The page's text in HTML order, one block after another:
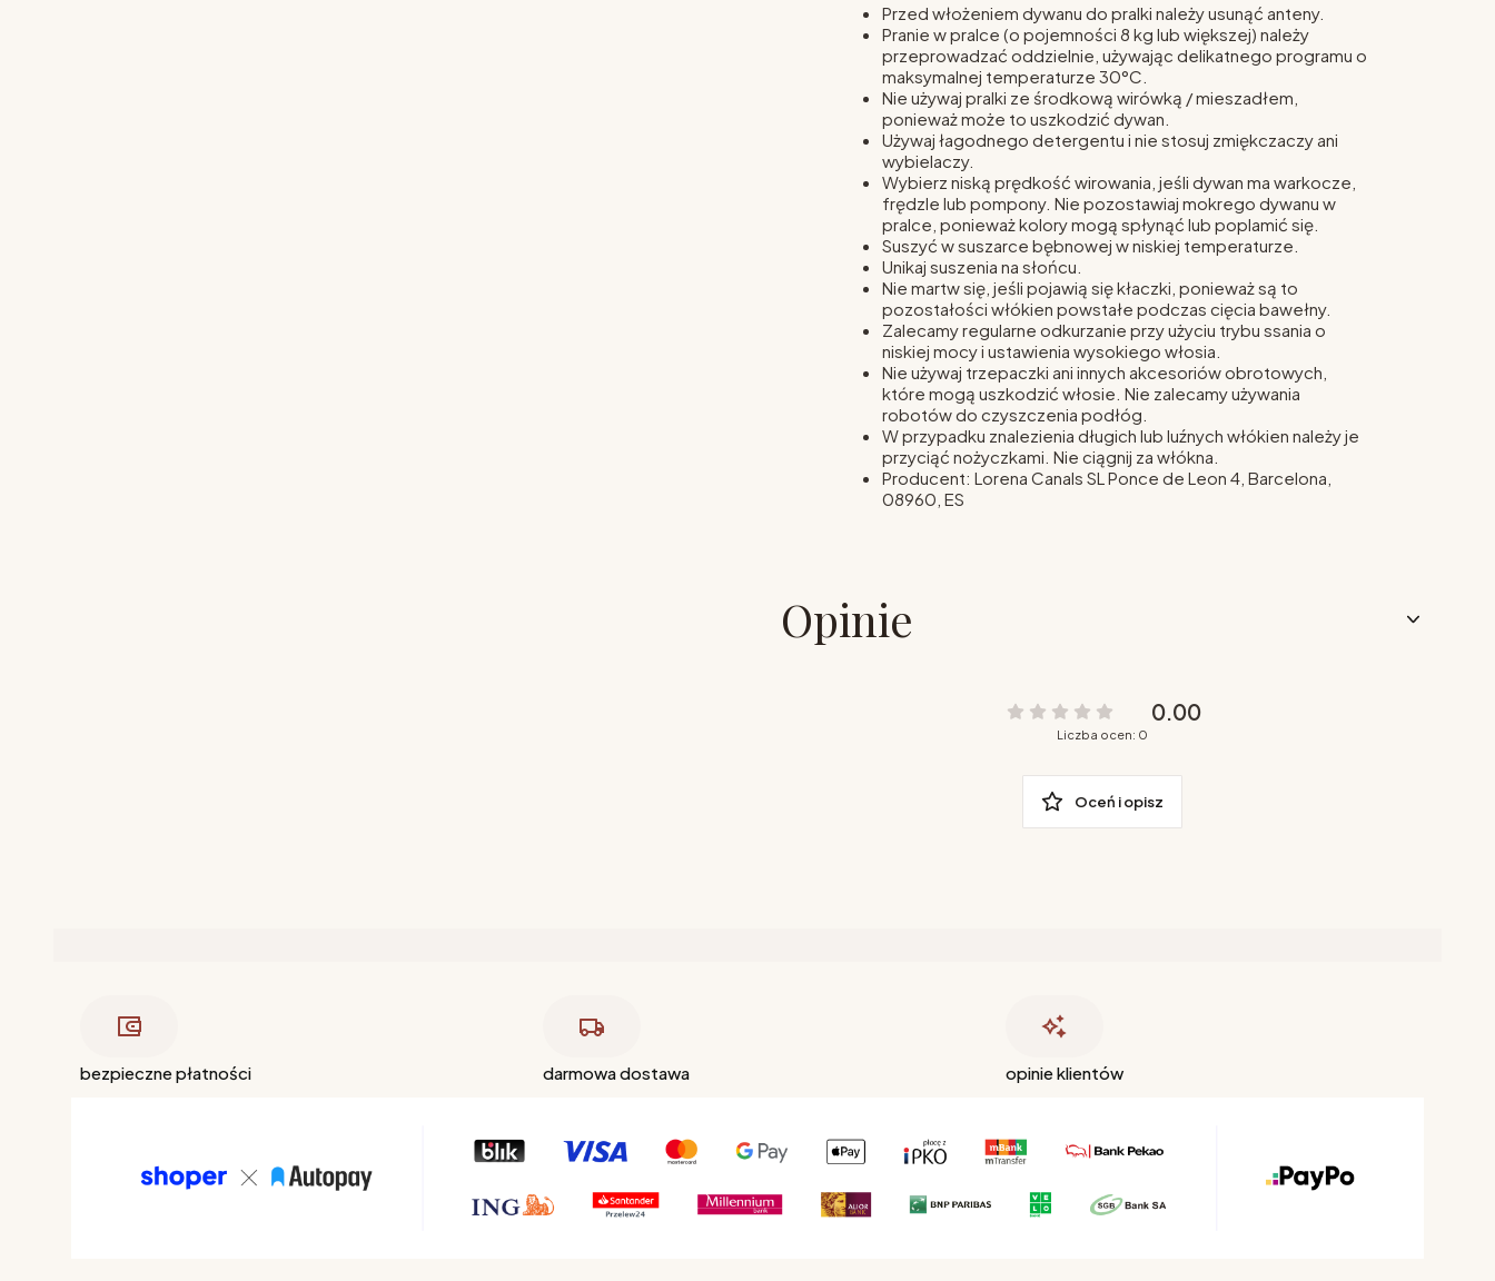
Przed włożeniem dywanu do pralki należy usunąć anteny.
Pranie w pralce (o pojemności 8 kg lub większej) należy
przeprowadzać oddzielnie, używając delikatnego programu o
maksymalnej temperaturze 30°C.
Nie używaj pralki ze środkową wirówką / mieszadłem,
ponieważ może to uszkodzić dywan.
Używaj łagodnego detergentu i nie stosuj zmiękczaczy ani
wybielaczy.
Wybierz niską prędkość wirowania, jeśli dywan ma warkocze,
frędzle lub pompony. Nie pozostawiaj mokrego dywanu w
pralce, ponieważ kolory mogą spłynąć lub poplamić się.
Suszyć w suszarce bębnowej w niskiej temperaturze.
Unikaj suszenia na słońcu.
Nie martw się, jeśli pojawią się kłaczki, ponieważ są to
pozostałości włókien powstałe podczas cięcia bawełny.
Zalecamy regularne odkurzanie przy użyciu trybu ssania o
niskiej mocy i ustawienia wysokiego włosia.
Nie używaj trzepaczki ani innych akcesoriów obrotowych,
które mogą uszkodzić włosie. Nie zalecamy używania
robotów do czyszczenia podłóg.
W przypadku znalezienia długich lub luźnych włókien należy je
przyciąć nożyczkami. Nie ciągnij za włókna.
Producent: Lorena Canals SL Ponce de Leon 4, Barcelona,
08960, ES
Opinie
0.00
Liczba ocen: 0
Oceń i opisz
bezpieczne płatności darmowa dostawa opinie klientów